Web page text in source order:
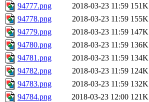
94777.png
2018-03-23 11:59 151K
94778.png
2018-03-23 11:59 155K
94779.png
2018-03-23 11:59 147K
94780.png
2018-03-23 11:59 136K
94781.png
2018-03-23 11:59 134K
94782.png
2018-03-23 11:59 124K
94783.png
2018-03-23 11:59 132K
94784.png
2018-03-23 12:00 121K